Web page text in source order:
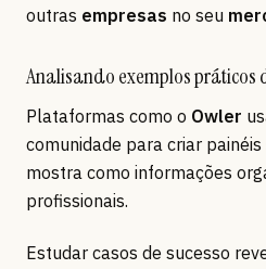
outras empresas no seu
Analisando exemplos práticos
Plataformas como o Owler
comunidade para criar
mostra como informações
profissionais.
Estudar casos de sucesso